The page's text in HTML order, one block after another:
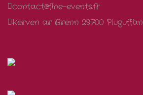
contact@fine-events.fr
Kerven ar Brenn 29700 Pluguffan